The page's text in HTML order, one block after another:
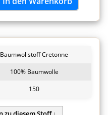
Baumwollstoff Cretonne
100% Baumwolle
150